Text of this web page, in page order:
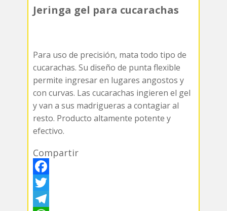
Jeringa gel para cucarachas
Para uso de precisión, mata todo tipo de
cucarachas. Su diseño de punta flexible
permite ingresar en lugares angostos y
con curvas. Las cucarachas ingieren el gel
y van a sus madrigueras a contagiar al
resto. Producto altamente potente y
efectivo.
Compartir
F
aT